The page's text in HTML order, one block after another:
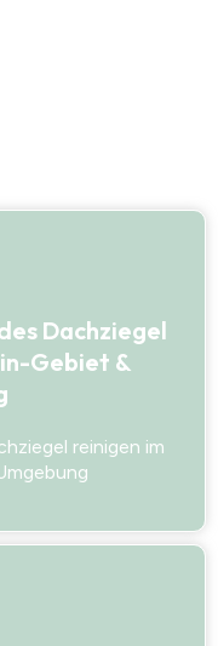
Dachziegel
Gebiet &
reinigen im